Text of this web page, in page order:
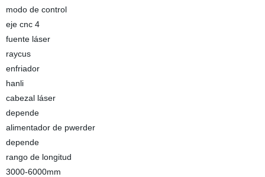
modo de control
eje cnc 4
fuente láser
raycus
enfriador
hanli
cabezal láser
depende
alimentador de pwerder
depende
rango de longitud
3000-6000mm